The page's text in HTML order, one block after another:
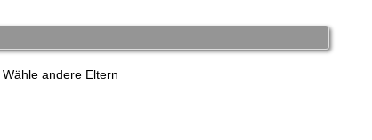
Wähle andere Eltern